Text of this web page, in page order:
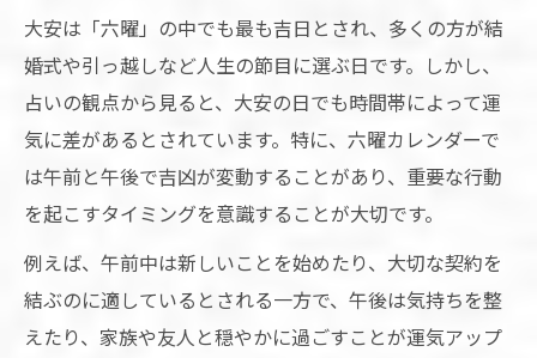
大安は「六曜」の中でも最も吉日とされ、多くの方が結
婚式や引っ越しなど人生の節目に選ぶ日です。しかし、
占いの観点から見ると、大安の日でも時間帯によって運
気に差があるとされています。特に、六曜カレンダーで
は午前と午後で吉凶が変動することがあり、重要な行動
を起こすタイミングを意識することが大切です。
例えば、午前中は新しいことを始めたり、大切な契約を
結ぶのに適しているとされる一方で、午後は気持ちを整
えたり、家族や友人と穏やかに過ごすことが運気アップ